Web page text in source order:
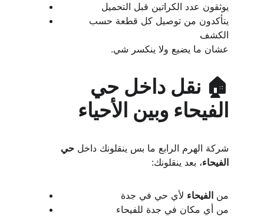
يوثقون عدد الكراتين قبل التحميل
يتأكدون من توصيل كل قطعة حسب
الكشف
عشان ما يضيع ولا ينكسر شي.
🏠 نقل داخل حي
الفيحاء وبين الأحياء
شركة الهرم الرابع ما بس ينقلونك داخل حي
الفيحاء، بعد ينقلونك:
من الفيحاء لأي حي في جدة
من أي مكان في جدة للفيحاء